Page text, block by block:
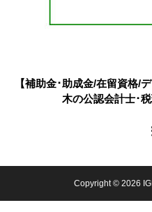
【補助金･助成金/在留資格/
木の公認会計士･
Copyright © 2026